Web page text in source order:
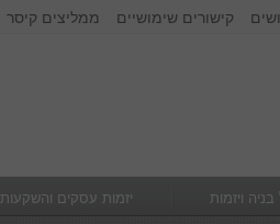
ממליצים קיסר קישורים שימושיים
בניה ויזמות יזמות עסקים והשקעות